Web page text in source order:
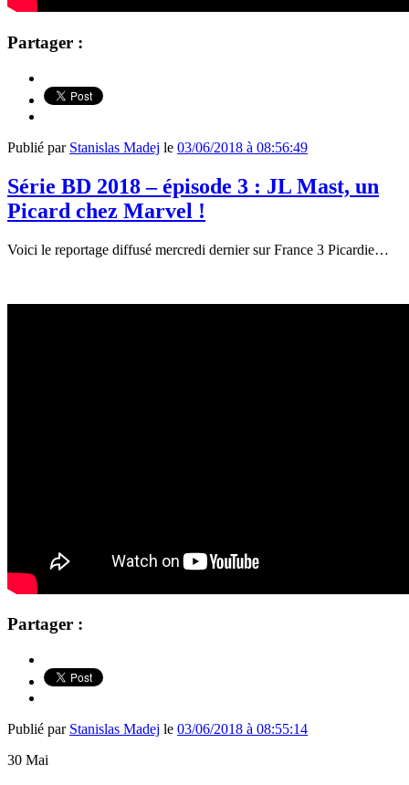
Partager :
Publié par Stanislas Madej le 03/06/2018 à 08:56:49
Série BD 2018 – épisode 3 : JL Mast, un
Picard chez Marvel !
Voici le reportage diffusé mercredi dernier sur France 3 Picardie…
Partager :
Publié par Stanislas Madej le 03/06/2018 à 08:55:14
30 Mai